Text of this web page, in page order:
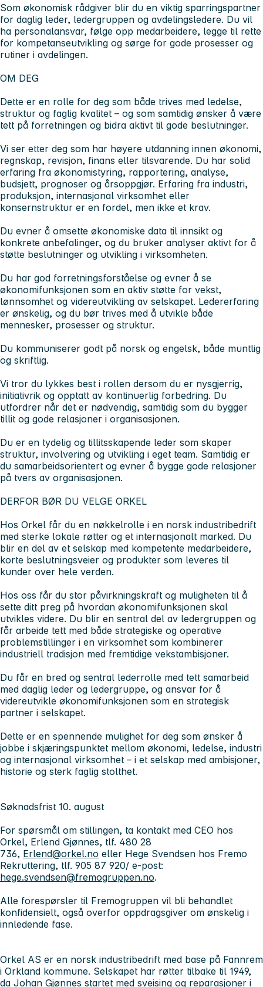
Som økonomisk rådgiver blir du en viktig sparringspartner
for daglig leder, ledergruppen og avdelingsledere. Du vil
ha personalansvar, følge opp medarbeidere, legge til rette
for kompetanseutvikling og sørge for gode prosesser og
rutiner i avdelingen.
OM DEG
Dette er en rolle for deg som både trives med ledelse,
struktur og faglig kvalitet – og som samtidig ønsker å være
tett på forretningen og bidra aktivt til gode beslutninger.
Vi ser etter deg som har høyere utdanning innen økonomi,
regnskap, revisjon, finans eller tilsvarende. Du har solid
erfaring fra økonomistyring, rapportering, analyse,
budsjett, prognoser og årsoppgjør. Erfaring fra industri,
produksjon, internasjonal virksomhet eller
konsernstruktur er en fordel, men ikke et krav.
Du evner å omsette økonomiske data til innsikt og
konkrete anbefalinger, og du bruker analyser aktivt for å
støtte beslutninger og utvikling i virksomheten.
Du har god forretningsforståelse og evner å se
økonomifunksjonen som en aktiv støtte for vekst,
lønnsomhet og videreutvikling av selskapet. Ledererfaring
er ønskelig, og du bør trives med å utvikle både
mennesker, prosesser og struktur.
Du kommuniserer godt på norsk og engelsk, både muntlig
og skriftlig.
Vi tror du lykkes best i rollen dersom du er nysgjerrig,
initiativrik og opptatt av kontinuerlig forbedring. Du
utfordrer når det er nødvendig, samtidig som du bygger
tillit og gode relasjoner i organisasjonen.
Du er en tydelig og tillitsskapende leder som skaper
struktur, involvering og utvikling i eget team. Samtidig er
du samarbeidsorientert og evner å bygge gode relasjoner
på tvers av organisasjonen.
DERFOR BØR DU VELGE ORKEL
Hos Orkel får du en nøkkelrolle i en norsk industribedrift
med sterke lokale røtter og et internasjonalt marked. Du
blir en del av et selskap med kompetente medarbeidere,
korte beslutningsveier og produkter som leveres til
kunder over hele verden.
Hos oss får du stor påvirkningskraft og muligheten til å
sette ditt preg på hvordan økonomifunksjonen skal
utvikles videre. Du blir en sentral del av ledergruppen og
får arbeide tett med både strategiske og operative
problemstillinger i en virksomhet som kombinerer
industriell tradisjon med fremtidige vekstambisjoner.
Du får en bred og sentral lederrolle med tett samarbeid
med daglig leder og ledergruppe, og ansvar for å
videreutvikle økonomifunksjonen som en strategisk
partner i selskapet.
Dette er en spennende mulighet for deg som ønsker å
jobbe i skjæringspunktet mellom økonomi, ledelse, industri
og internasjonal virksomhet – i et selskap med ambisjoner,
historie og sterk faglig stolthet.
Søknadsfrist 10. august
For spørsmål om stillingen, ta kontakt med CEO hos
Orkel, Erlend Gjønnes, tlf. 480 28
736, Erlend@orkel.no eller Hege Svendsen hos Fremo
Rekruttering, tlf. 905 87 920/ e-post:
hege.svendsen@fremogruppen.no.
Alle forespørsler til Fremogruppen vil bli behandlet
konfidensielt, også overfor oppdragsgiver om ønskelig i
innledende fase.
Orkel AS er en norsk industribedrift med base på Fannrem
i Orkland kommune. Selskapet har røtter tilbake til 1949,
da Johan Gjønnes startet med sveising og reparasjoner i